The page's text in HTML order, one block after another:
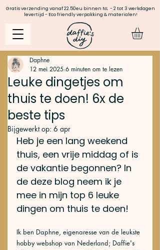
Gratis verzending vanaf 22.50eu binnen NL - 2 tot 3 werkdagen
levertijd - Eco friendly verpakking & materialen!
Leuke dingetjes om
thuis te doen! 6x de
beste tips
Daphne
12 mei 2025 6 minuten om te lezen
Bijgewerkt op: 6 apr
Heb je een lang weekend
thuis, een vrije middag of is
de vakantie begonnen? In
de deze blog neem ik je
mee in mijn top 6 leuke
dingen om thuis te doen!
Ik ben Daphne, eigenaresse van de leukste
hobby webshop van Nederland; Daffie's